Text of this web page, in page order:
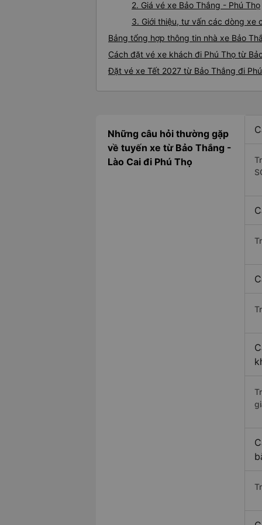
2. Giá vé xe Bảo Thắng - Phú Thọ
3. Giới thiệu, tư vấn các dòng xe
Bảng tổng hợp thông tin nhà xe Bảo
Cách đặt vé xe khách đi Phú Thọ từ
Đặt vé xe Tết 2027 từ Bảo Thắng đi
Những câu hỏi thường gặp
về tuyến xe từ Bảo Thắng -
Lào Cai đi Phú Thọ